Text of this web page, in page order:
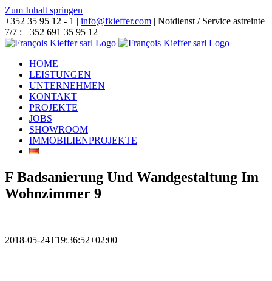
Zum Inhalt springen
+352 35 95 12 - 1 | info@fkieffer.com | Notdienst / Service astreinte
7/7 : +352 691 35 95 12
HOME
LEISTUNGEN
UNTERNEHMEN
KONTAKT
PROJEKTE
JOBS
SHOWROOM
IMMOBILIENPROJEKTE
F Badsanierung Und Wandgestaltung Im
Wohnzimmer 9
2018-05-24T19:36:52+02:00